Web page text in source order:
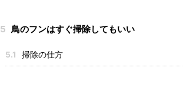
5 鳥のフンはすぐ掃除してもいい
5.1 掃除の仕方